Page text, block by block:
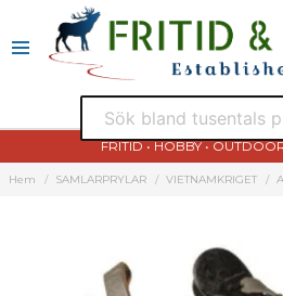
FRITID • HOBBY •
Hem SAMLARPRYLAR VIETNAMKRIGET